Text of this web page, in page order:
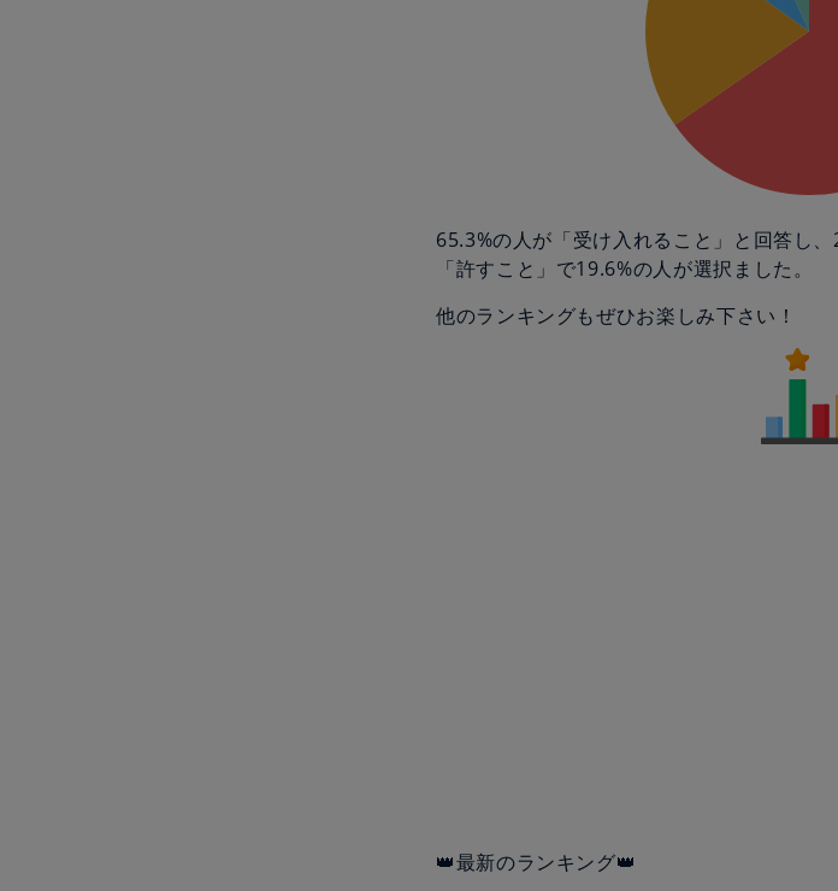
65.3%の人が「受け入れること」と回答し
「許すこと」で19.6%の人が選択ました。
他のランキングもぜひお楽しみ下さい！
👑最新のランキング👑